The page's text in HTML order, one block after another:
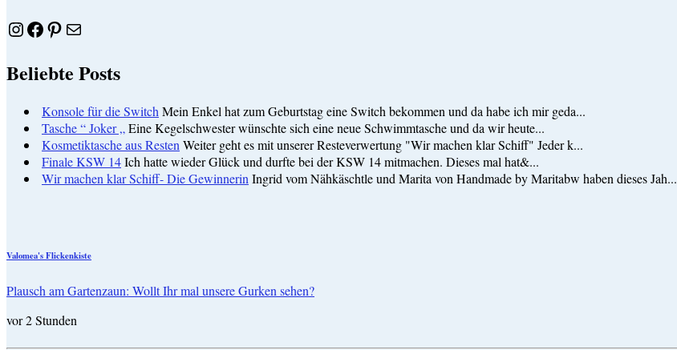
Instagram
Facebook
Pinterest
E-Mail
Beliebte Posts
Konsole für die Switch Mein Enkel hat zum Geburtstag eine Switch bekommen und da habe ich mir geda...
Tasche “ Joker „ Eine Kegelschwester wünschte sich eine neue Schwimmtasche und da wir heute...
Kosmetiktasche aus Resten Weiter geht es mit unserer Resteverwertung "Wir machen klar Schiff" Jeder k...
Finale KSW 14Ich hatte wieder Glück und durfte bei der KSW 14 mitmachen. Dieses mal hat&...
Wir machen klar Schiff- Die Gewinnerin Ingrid vom Nähkäschtle und Marita von Handmade by Maritabw haben dieses Jah...
Valomea's Flickenkiste
Plausch am Gartenzaun: Wollt Ihr mal unsere Gurken sehen?
vor 2 Stunden